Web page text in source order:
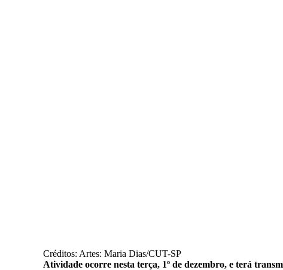
Créditos: Artes: Maria Dias/CUT-SP
Atividade ocorre nesta terça, 1º de dezembro, e terá